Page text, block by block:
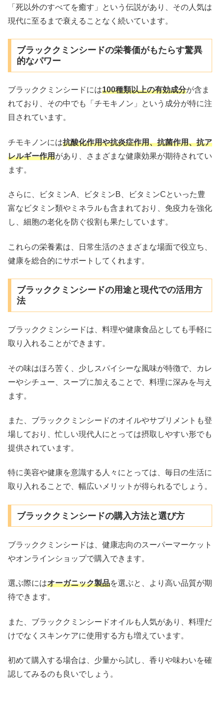
「死以外のすべてを癒す」という伝説があり、その人気は
現代に至るまで衰えることなく続いています。
ブラッククミンシードの栄養価がもたらす驚異
的なパワー
ブラッククミンシードには100種類以上の有効成分が含ま
れており、その中でも「チモキノン」という成分が特に注
目されています。
チモキノンには抗酸化作用や抗炎症作用、抗菌作用、抗ア
レルギー作用があり、さまざまな健康効果が期待されてい
ます。
さらに、ビタミンA、ビタミンB、ビタミンCといった豊
富なビタミン類やミネラルも含まれており、免疫力を強化
し、細胞の老化を防ぐ役割も果たしています。
これらの栄養素は、日常生活のさまざまな場面で役立ち、
健康を総合的にサポートしてくれます。
ブラッククミンシードの用途と現代での活用方
法
ブラッククミンシードは、料理や健康食品としても手軽に
取り入れることができます。
その味はほろ苦く、少しスパイシーな風味が特徴で、カレ
ーやシチュー、スープに加えることで、料理に深みを与え
ます。
また、ブラッククミンシードのオイルやサプリメントも登
場しており、忙しい現代人にとっては摂取しやすい形でも
提供されています。
特に美容や健康を意識する人々にとっては、毎日の生活に
取り入れることで、幅広いメリットが得られるでしょう。
ブラッククミンシードの購入方法と選び方
ブラッククミンシードは、健康志向のスーパーマーケット
やオンラインショップで購入できます。
選ぶ際にはオーガニック製品を選ぶと、より高い品質が期
待できます。
また、ブラッククミンシードオイルも人気があり、料理だ
けでなくスキンケアに使用する方も増えています。
初めて購入する場合は、少量から試し、香りや味わいを確
認してみるのも良いでしょう。